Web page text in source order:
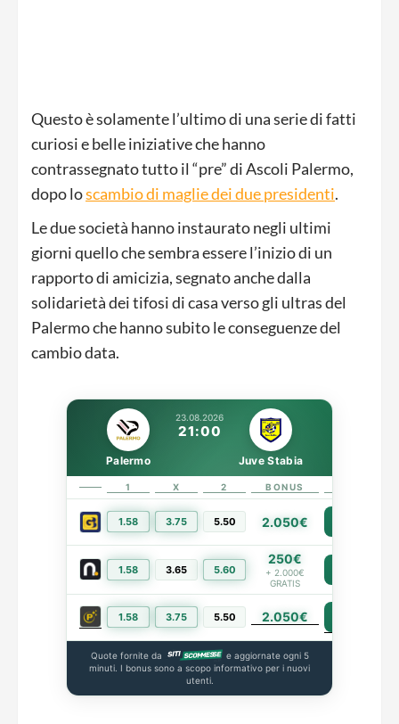
Questo è solamente l’ultimo di una serie di fatti
curiosi e belle iniziative che hanno
contrassegnato tutto il “pre” di Ascoli Palermo,
dopo loscambio di maglie dei due presidenti.
Le due società hanno instaurato negli ultimi
giorni quello che sembra essere l’inizio di un
rapporto di amicizia, segnato anche dalla
solidarietà dei tifosi di casa verso gli ultras del
Palermo che hanno subito le conseguenze del
cambio data.
23.08.2026
21:00
Palermo Juve Stabia
1 X 2 BONUS
1.58 3.75 5.50 2.050€
1.58 3.65 5.60
250€
+ 2.000€
GRATIS
1.58 3.75 5.50 2.050€
Quote fornite da
e aggiornate ogni 5
minuti. I bonus sono a scopo informativo per i nuovi
utenti.